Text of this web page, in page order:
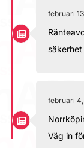
februari
februari
Väg in